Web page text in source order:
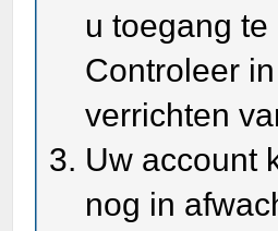
u toegang
Controleer
verrichten
Uw account
nog in